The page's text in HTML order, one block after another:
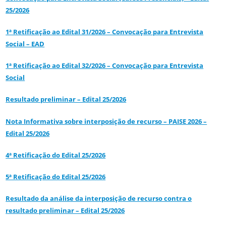
25/2026
1ª Retificação ao Edital 31/2026 – Convocação para Entrevista
Social – EAD
1ª Retificação ao Edital 32/2026 – Convocação para Entrevista
Social
Resultado preliminar – Edital 25/2026
Nota Informativa sobre interposição de recurso – PAISE 2026 –
Edital 25/2026
4ª Retificação do Edital 25/2026
5ª Retificação do Edital 25/2026
Resultado da análise da interposição de recurso contra o
resultado preliminar – Edital 25/2026